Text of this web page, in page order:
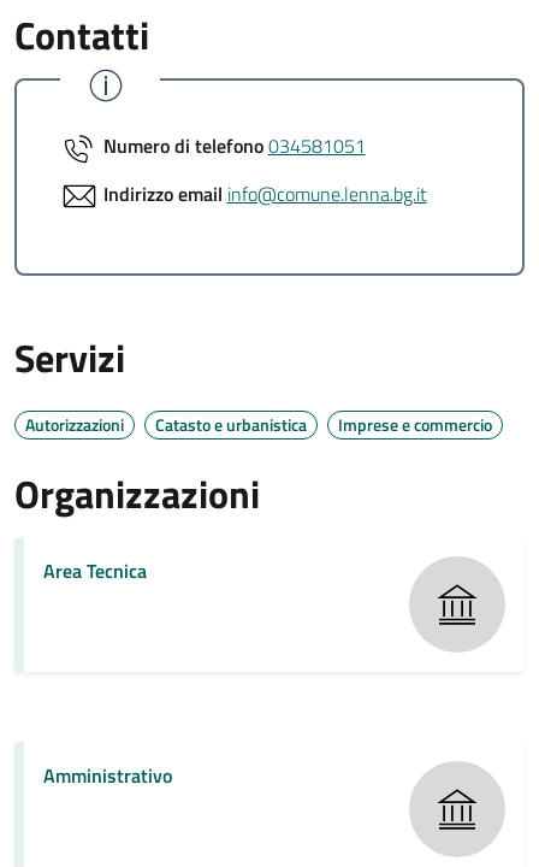
Contatti
Numero di telefono034581051
Indirizzo email info@comune.lenna.bg.it
Servizi
Autorizzazioni Catasto e urbanistica Imprese e commercio
Organizzazioni
Area Tecnica
Amministrativo